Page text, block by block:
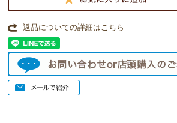
返品についての詳細はこちら